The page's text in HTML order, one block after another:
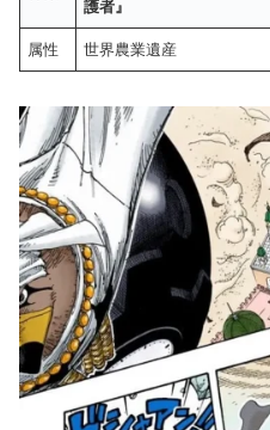
護者』
属性 世界農業遺産